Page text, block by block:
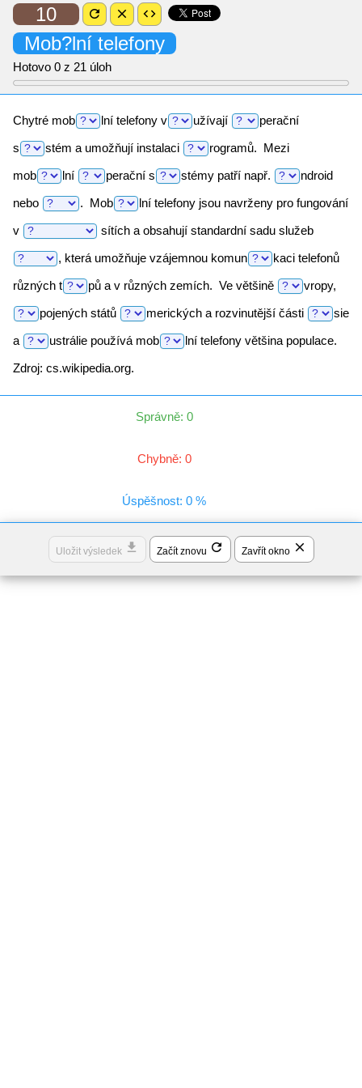
10 refresh close code
Mob?lní telefony
Hotovo 0 z 21 úloh
Chytré mob lní telefony v užívají
perační
s
stém a umožňují instalaci rogramů. Mezi
mob
lní perační s stémy patří např.
ndroid
nebo
. Mob lní telefony jsou navrženy pro fungování
v
sítích a obsahují standardní sadu služeb
, která umožňuje vzájemnou komun kaci telefonů
různých t pů a v různých zemích. Ve většině
vropy,
pojených států merických a rozvinutější části
sie
a
ustrálie používá mob lní telefony většina populace.
Zdroj: cs.wikipedia.org.
Správně: 0
Chybně: 0
Úspěšnost: 0 %
Uložit výsledek file_download Začít znovu refresh Zavřít okno close